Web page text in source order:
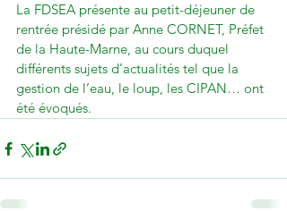
La FDSEA présente au petit-déjeuner de
rentrée présidé par Anne CORNET, Préfet
de la Haute-Marne, au cours duquel
différents sujets d’actualités tel que la
gestion de l’eau, le loup, les CIPAN… ont
été évoqués.